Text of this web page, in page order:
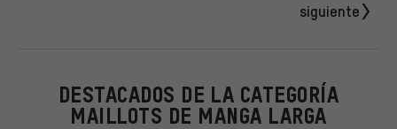
siguiente
DESTACADOS DE LA CATEGORÍA
MAILLOTS DE MANGA LARGA